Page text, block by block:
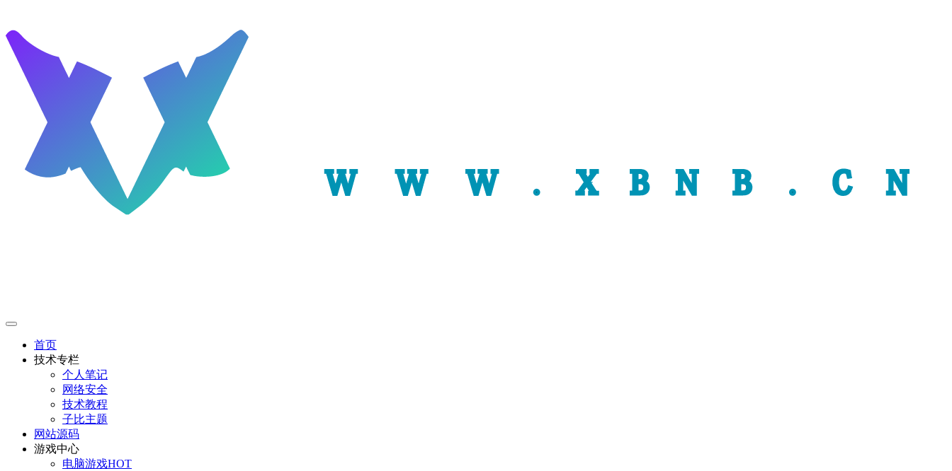
首页
技术专栏
个人笔记
网络安全
技术教程
子比主题
网站源码
游戏中心
电脑游戏HOT